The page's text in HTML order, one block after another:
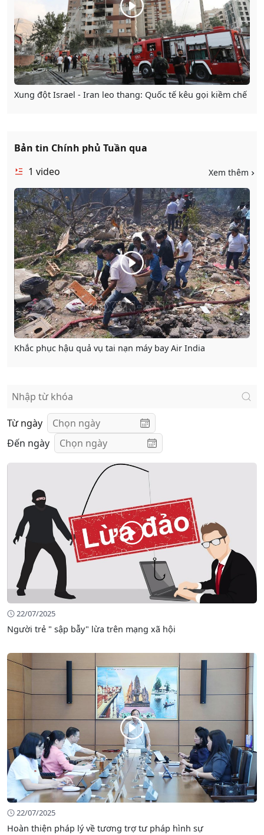
Xung đột Israel - Iran leo thang: Quốc tế kêu gọi kiềm chế
Bản tin Chính phủ Tuần qua
1 video Xem thêm
Khắc phục hậu quả vụ tai nạn máy bay Air India
Từ ngày
Đến ngày
22/07/2025
Người trẻ " sập bẫy" lừa trên mạng xã hội
22/07/2025
Hoàn thiện pháp lý về tương trợ tư pháp hình sự